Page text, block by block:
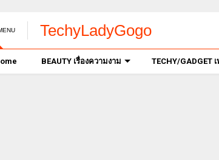
TechyLadyGogo
BEAUTY เรื่องความงาม TECHY/GADGET